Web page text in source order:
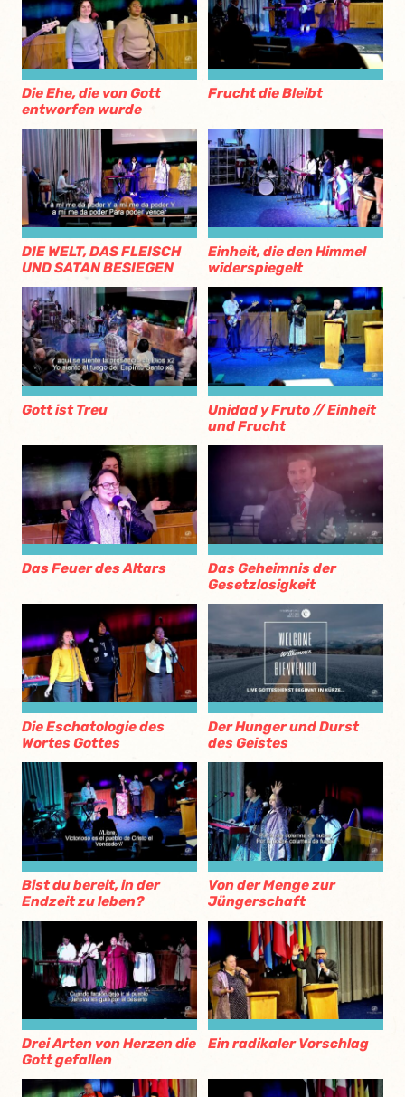
Die Ehe, die von Gott
entworfen wurde
Frucht die Bleibt
DIE WELT, DAS FLEISCH
UND SATAN BESIEGEN
Einheit, die den Himmel
widerspiegelt
Gott ist Treu
Unidad y Fruto // Einheit
und Frucht
Das Feuer des Altars
Das Geheimnis der
Gesetzlosigkeit
Die Eschatologie des
Wortes Gottes
Der Hunger und Durst
des Geistes
Bist du bereit, in der
Endzeit zu leben?
Von der Menge zur
Jüngerschaft
Drei Arten von Herzen die
Gott gefallen
Ein radikaler Vorschlag